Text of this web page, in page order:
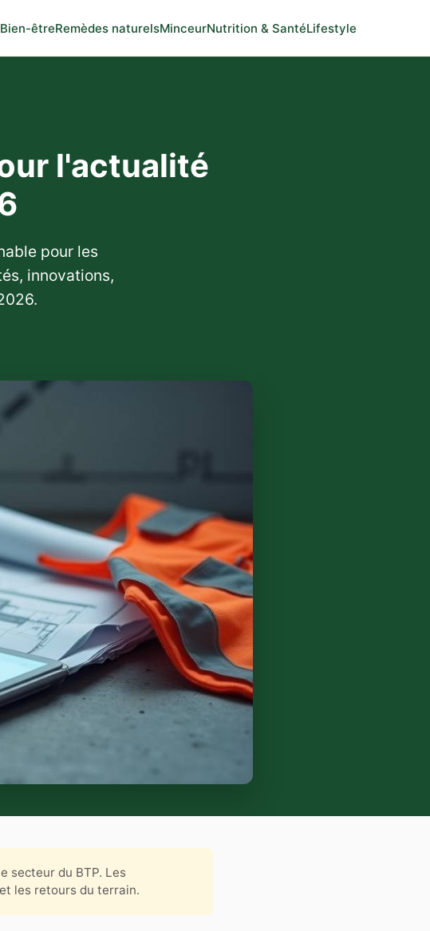
Bien-êtreRemèdes naturelsMinceurNutrition & SantéLifestyle
l'actualité
pour les
innovations,
secteur du BTP. Les
les retours du terrain.